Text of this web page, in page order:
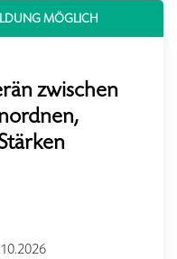
MÖGLICH
zwischen